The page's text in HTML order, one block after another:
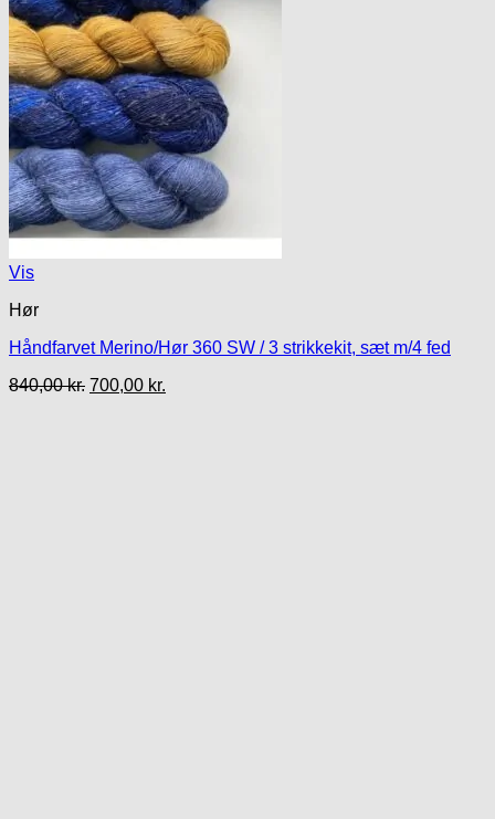
Vis
Hør
Håndfarvet Merino/Hør 360 SW / 3 strikkekit, sæt m/4 fed
840,00kr. Den
700,00 kr.